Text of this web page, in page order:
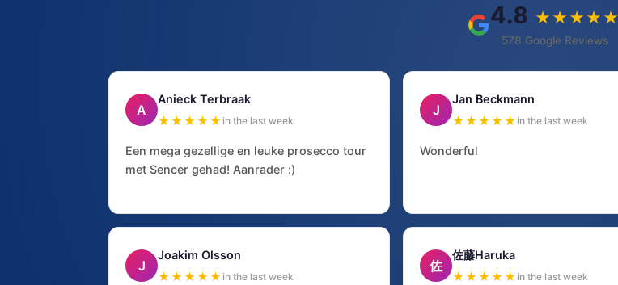
4.8 ★★★★★
578 Google Reviews
A
Anieck Terbraak
★★★★★ in the last week
Een mega gezellige en leuke prosecco tour
met Sencer gehad! Aanrader :)
J
Jan Beckmann
★★★★★ in the last week
Wonderful
J
Joakim Olsson
★★★★★ in the last week
佐
佐藤Haruka
★★★★★ in the last week